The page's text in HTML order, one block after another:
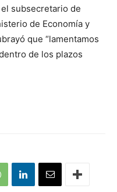
subsecretario de
de Economía y
que “lamentamos
de los plazos